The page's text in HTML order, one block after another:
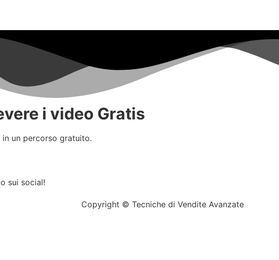
i video Gratis
un percorso gratuito.
sui social!
Copyright © Tecniche di Vendite Avanzate